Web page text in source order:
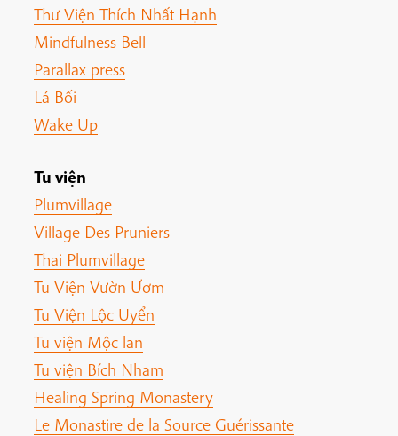
Thư Viện Thích Nhất Hạnh
Mindfulness Bell
Parallax press
Lá Bối
Wake Up
Tu viện
Plumvillage
Village Des Pruniers
Thai Plumvillage
Tu Viện Vườn Ươm
Tu Viện Lộc Uyển
Tu viện Mộc lan
Tu viện Bích Nham
Healing Spring Monastery
Le Monastire de la Source Guérissante